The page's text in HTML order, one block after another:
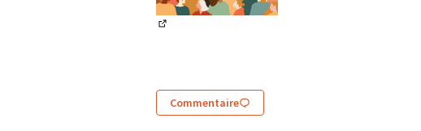
Commentaire